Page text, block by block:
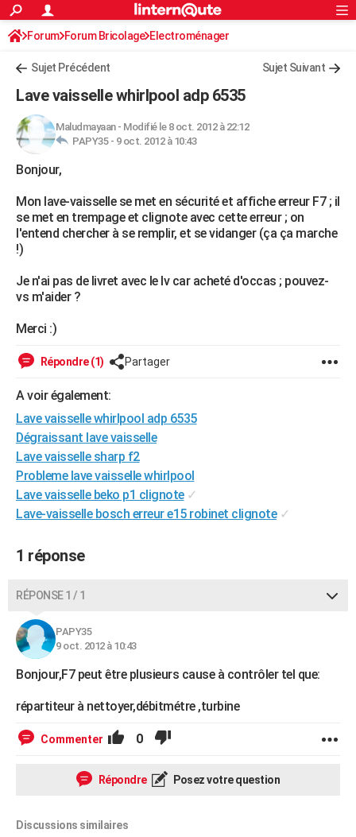
ACTUALITÉS
Politique
Société
Faits Divers
Education
Monde
Villes
+
FINANCE
Retraite
Impôts
Epargne
Immobilier
Risques naturels par ville
Banque
Assurance
Crédit
AUTO
Essais
Réserver un essai
Citadines
Berlines
SUV
Forum auto
+HIGH-TECH
Mobiles
Meilleur smartphone
Internet
Ordinateurs
Jeux vidéo
Guide high-tech
+BRICOLAGE
Forum
Aménagement intérieur
Extérieur
Cuisine
Salle de bains
Jardinage
Rangement
WEEK-END
Guides de France
Escapades
Patrimoine
Expositions
Musées
Week-end nature
LIFESTYLE
Alimentation
Guide de la santé
Maladies
Médicaments
Sommeil
Destinations
City break
Voyage nature
Voyage de noces
Forum
Climat
BONS PLANS
CARTE DE VOEUX
Carte de Noël
Carte Bonne année
Carte Saint-Valentin
Carte Pâques
Carte d'anniversaire
DICTIONNAIRE
COPAINS D'AVANT
S'inscrire
Se connecter
Lycées
Collèges
Primaires
Universités
Entreprises
Service militaire
Avis de recherche
AVIS DE DÉCÈS
FORUM
Bricolage
Lifestyle
Culture
Sport
Auto
Television
Voyage
Cinema
S'inscrire
Connexion
Forum Forum Bricolage Electroménager
Sujet Précédent Sujet Suivant
Lave vaisselle whirlpool adp 6535
Maludmayaan- Modifié le 8 oct. 2012 à 22:12
PAPY35 - 9 oct. 2012 à 10:43
Bonjour,
Mon lave-vaisselle se met en sécurité et affiche erreur F7 ; il
se met en trempage et clignote avec cette erreur ; on
l'entend chercher à se remplir, et se vidanger (ça ça marche
!)
Je n'ai pas de livret avec le lv car acheté d'occas ; pouvez-
vs m'aider ?
Merci :)
Répondre (1) Partager
A voir également:
Lave vaisselle whirlpool adp 6535
Dégraissant lave vaisselle
Lave vaisselle sharp f2
Probleme lave vaisselle whirlpool
Lave vaisselle beko p1 clignote ✓
Lave-vaisselle bosch erreur e15 robinet clignote ✓
1 réponse
RÉPONSE 1 / 1
PAPY35
9 oct. 2012 à 10:43
Bonjour,F7 peut être plusieurs cause à contrôler tel que:
répartiteur à nettoyer,débitmétre ,turbine
Commenter 0
Répondre Posez votre question
Discussions similaires